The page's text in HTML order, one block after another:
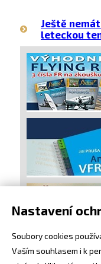
Ještě
leteckou
Nastavení
Soubory cookies
Vaším souhlasem i k